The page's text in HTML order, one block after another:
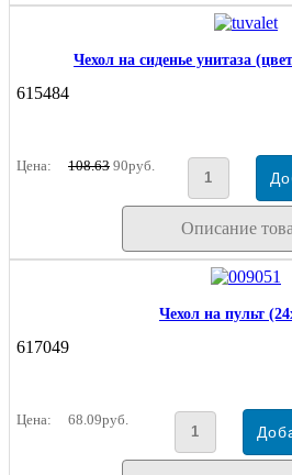
Чехол на сиденье унитаза
615484
Цена: 108.63 90руб.
Описание
Чехол на пульт
617049
Цена: 68.09руб.